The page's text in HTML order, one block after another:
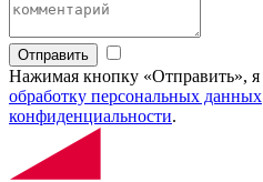
Отправить
Нажимая кнопку «Отправить», я
обработку персональных данных
конфиденциальности.